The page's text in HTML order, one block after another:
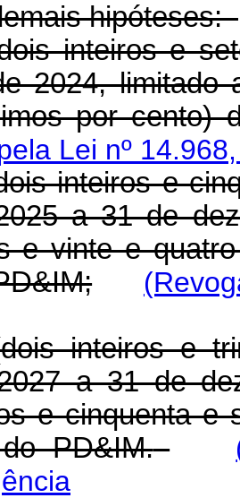
hipóteses:
inteiros e
2024,
por cento)
Lei nº
inteiros e
a 31 de
e vinte e
inteiros e
a 31 de
e cinquenta e
PD&IM.